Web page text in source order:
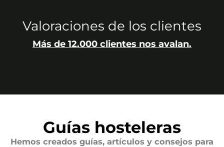
Valoraciones de los clientes
Más de 12.000 clientes nos avalan.
Guías hosteleras
Hemos creados guías, artículos y consejos para